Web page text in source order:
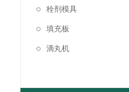
栓剂模具
填充板
滴丸机